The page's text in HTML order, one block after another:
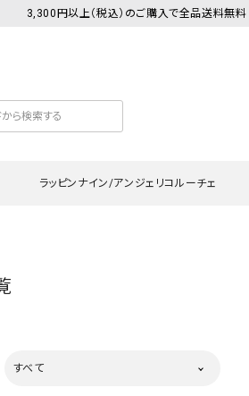
3,300円以上（税込）のご購入で全品送料無料
ラッピンナイン/アンジェリコルーチェ
ブラウス
すべて